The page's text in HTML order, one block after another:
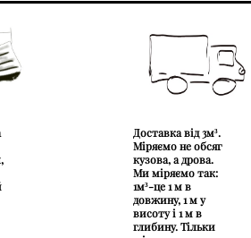
Доставка від 3м³.
Міряємо не обсяг
кузова, а дрова.
Ми міряємо так:
1м³-це 1 м в
довжину, 1 м у
висоту і 1 м в
глибину. Тільки